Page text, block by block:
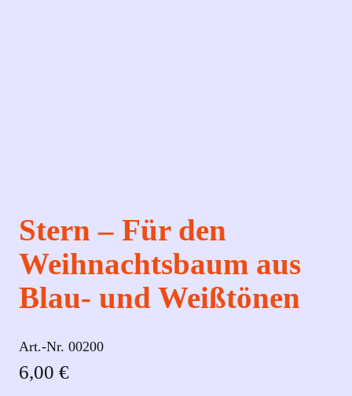
Stern – Für den
Weihnachtsbaum aus
Blau- und Weißtönen
Art.-Nr. 00200
6,00 €